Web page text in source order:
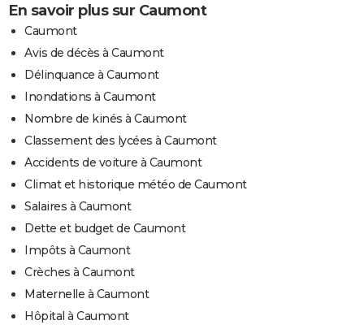
En savoir plus sur Caumont
Caumont
Avis de décès à Caumont
Délinquance à Caumont
Inondations à Caumont
Nombre de kinés à Caumont
Classement des lycées à Caumont
Accidents de voiture à Caumont
Climat et historique météo de Caumont
Salaires à Caumont
Dette et budget de Caumont
Impôts à Caumont
Crèches à Caumont
Maternelle à Caumont
Hôpital à Caumont